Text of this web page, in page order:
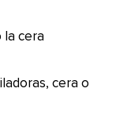
la cera
cera o